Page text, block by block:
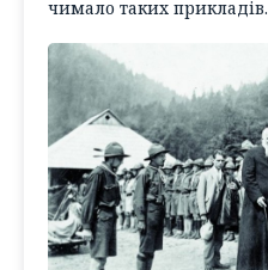
чимало таких прикладів.